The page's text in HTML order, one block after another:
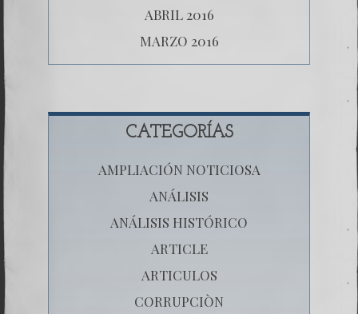
ABRIL 2016
MARZO 2016
CATEGORÍAS
AMPLIACIÓN NOTICIOSA
ANÁLISIS
ANÁLISIS HISTÓRICO
ARTICLE
ARTICULOS
CORRUPCIÒN